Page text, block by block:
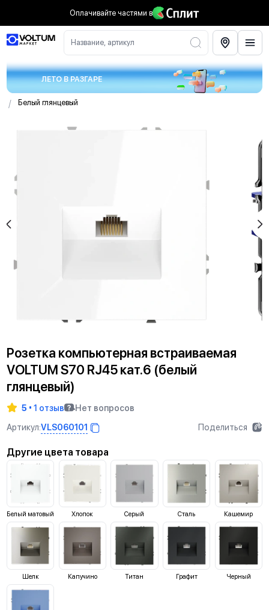
Оплачивайте частями в
Название, артикул
ЛЕТО В РАЗГАРЕ
/ Белый глянцевый
Розетка компьютерная встраиваемая
VOLTUM S70 RJ45 кат.6 (белый
глянцевый)
5 1 отзыв
Нет вопросов
Артикул:VLS060101 Поделиться
Другие цвета товара
Белый матовый Хлопок Серый Сталь Кашемир
Шелк Капучино Титан Графит Черный